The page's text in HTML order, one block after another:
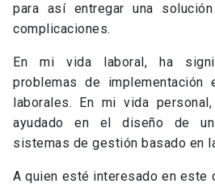
para así entregar una
complicaciones.
En mi vida laboral, ha
problemas de implementación
laborales. En mi vida
ayudado en el diseño de un
sistemas de gestión basado en
A quien esté interesado en este